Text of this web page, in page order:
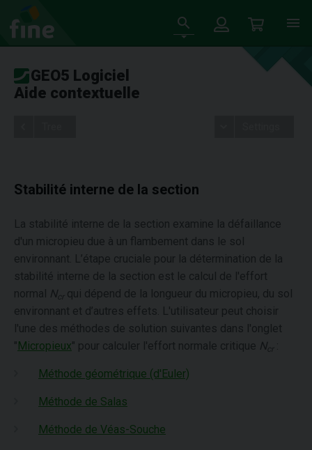
GEO5 Logiciel
Aide contextuelle
Stabilité interne de la section
La stabilité interne de la section examine la défaillance
d'un micropieu due à un flambement dans le sol
environnant. L’étape cruciale pour la détermination de la
stabilité interne de la section est le calcul de l'effort
normal N cr qui dépend de la longueur du micropieu, du sol
environnant et d’autres effets. L'utilisateur peut choisir
l'une des méthodes de solution suivantes dans l'onglet
"Micropieux" pour calculer l'effort normale critique N cr
Méthode géométrique (d'Euler)
Méthode de Salas
Méthode de Véas-Souche